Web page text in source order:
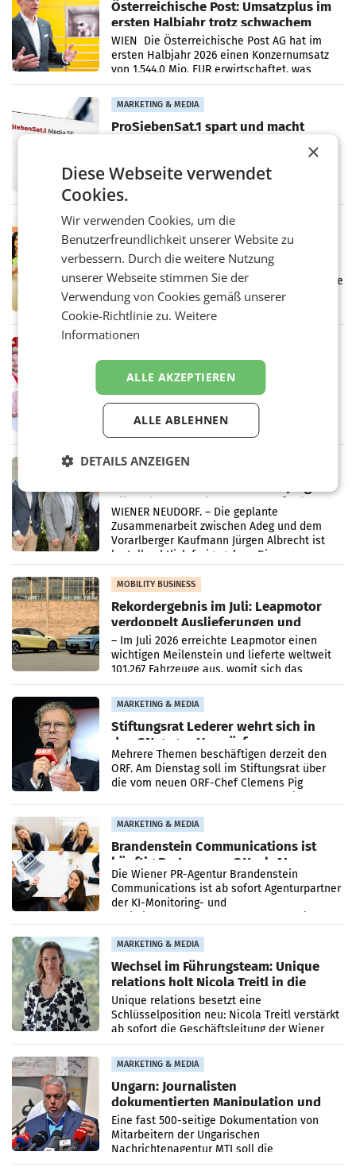
Österreichische Post: Umsatzplus im
ersten Halbjahr trotz schwachem
Briefgeschäft
WIEN Die Österreichische Post AG hat im
ersten Halbjahr 2026 einen Konzernumsatz
von 1.544,0 Mio. EUR erwirtschaftet, was
einem Plus von 3,8 Prozent gegenüber dem
Vergleichszeitraum
MARKETING & MEDIA
ProSiebenSat.1 spart und macht
UNTERFÖHRING/MAILAND/AMSTERDAM. Der
Fernsehkonzern ProSiebenSat.1 hat im
Frühjahr dank Kostensenkungen operativ
wieder Gewinn gemacht und die
RETAIL
Eine Bühne für Zirkularität: ARA und
Müller informieren am POS über
Kreislauffähigkeit
Über den gesamten August hinweg rücken die
Altstoff Recycling Austria AG (ARA) und der
Handelskonzern Müller die Initiative
„Kreislauf-Helden“ in allen österreichischen
Müller-Filialen
Penny modernisiert zwei Filialen in
Ober- und Niederösterreich
WIENER NEUDORF. – Im Rahmen einer
laufenden Modernisierungsoffensive
erneuert Penny zwei Filialen in Nieder- und
Oberösterreich. Die beiden Standorte liegen
RETAIL
Albrecht setzt ab 1.1.2027 auf Adeg
WIENER NEUDORF. – Die geplante
Zusammenarbeit zwischen Adeg und dem
Vorarlberger Kaufmann Jürgen Albrecht ist
kartellrechtlich freigegeben: Die
Bundeswettbewerbsbehörde und der
Bundeskartellanwalt
MOBILITY BUSINESS
Rekordergebnis im Juli: Leapmotor
verdoppelt Auslieferungen und
überschreitet die 100.000er-Marke
– Im Juli 2026 erreichte Leapmotor einen
wichtigen Meilenstein und lieferte weltweit
101.267 Fahrzeuge aus, womit sich das
Ergebnis gegenüber Juli 2025 mehr als
verdoppelte (+102
MARKETING & MEDIA
Stiftungsrat Lederer wehrt sich in
den SN gegen Vorwürfe
Mehrere Themen beschäftigen derzeit den
ORF. Am Dienstag soll im Stiftungsrat über
die vom neuen ORF-Chef Clemens Pig
MARKETING & MEDIA
Brandenstein Communications ist
künftig Partner von OtterlyAI
Die Wiener PR-Agentur Brandenstein
Communications ist ab sofort Agenturpartner
der KI-Monitoring- und
MARKETING & MEDIA
Wechsel im Führungsteam: Unique
relations holt Nicola Treitl in die
Geschäftsleitung
Unique relations besetzt eine
Schlüsselposition neu: Nicola Treitl verstärkt
ab sofort die Geschäftsleitung der Wiener
PR-Agentur an der Seite von Josef Kalina und
Anna Kalina-Mahr.
MARKETING & MEDIA
Ungarn: Journalisten
dokumentierten Manipulation und
Zensur
Eine fast 500-seitige Dokumentation von
Mitarbeitern der Ungarischen
Nachrichtenagentur MTI soll die
systematische Nachrichten-Manipulation und
×
Diese Webseite verwendet
Cookies.
Wir verwenden Cookies, um die
Benutzerfreundlichkeit unserer Website zu
verbessern. Durch die weitere Nutzung
unserer Webseite stimmen Sie der
Verwendung von Cookies gemäß unserer
Cookie-Richtlinie zu.Weitere
Informationen
ALLE AKZEPTIEREN
ALLE ABLEHNEN
DETAILS ANZEIGEN